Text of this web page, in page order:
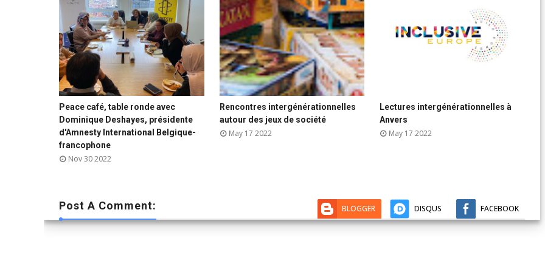
  

Peace café, table ronde avec
Dominique Deshayes, présidente
d'Amnesty International Belgique-
francophone
Nov 30 2022
  
 
Rencontres intergénérationnelles
autour des jeux de société
May 17 2022
  

Lectures intergénérationnelles à
Anvers
May 17 2022

Post A Comment: BLOGGER DISQUS FACEBOOK